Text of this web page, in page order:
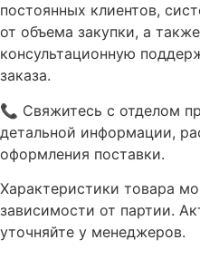
постоянных клиентов,
от объема закупки, а
консультационную
заказа.
📞 Свяжитесь с отделом
детальной информации,
оформления поставки.
Характеристики товара
зависимости от партии.
уточняйте у менеджеров.